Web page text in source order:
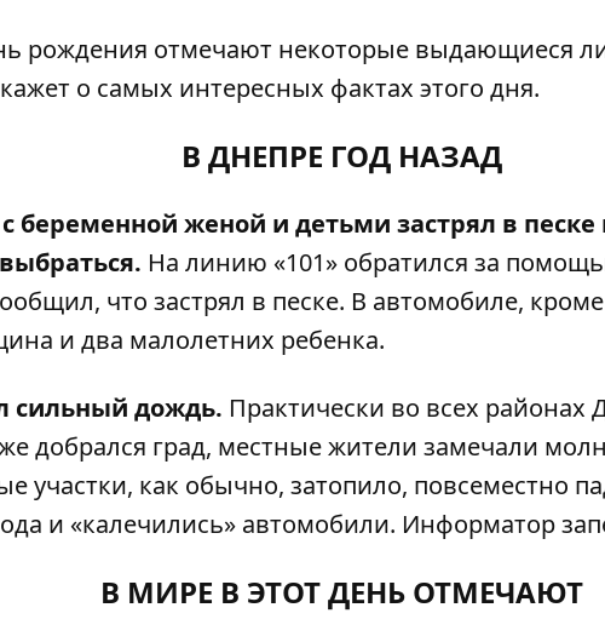
рождения отмечают некоторые выдающиеся
о самых интересных фактах этого дня.
В ДНЕПРЕ ГОД НАЗАД
беременной женой и детьми застрял в песке
На линию «101» обратился за
что застрял в песке. В автомобиле,
и два малолетних ребенка.
сильный дождь. Практически во всех
добрался град, местные жители замечали
участки, как обычно, затопило, повсеместно
и «калечились» автомобили. Информатор
В МИРЕ В ЭТОТ ДЕНЬ ОТМЕЧАЮТ